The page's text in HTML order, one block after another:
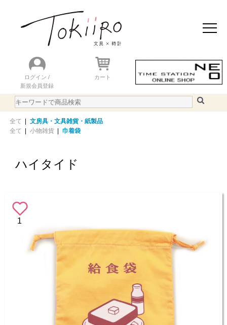
ログイン /
新規会員登録
カート
全て
文房具・文具雑貨・紙製品
全て
小物雑貨 巾着袋
ハイタイド
1
おすすめアイテム
ニュース＆トピック
ランキング
WEBカタログ